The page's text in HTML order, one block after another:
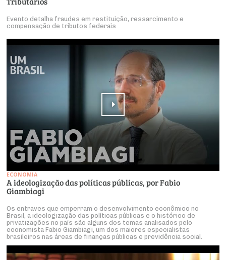
Evento detalha fraudes em restituição, ressarcimento e
compensação de tributos federais
ECONOMIA
A ideologização das políticas públicas, por Fabio
Giambiagi
Os entraves que emperram o desenvolvimento econômico no
Brasil, a ideologização das políticas públicas e o histórico de
privatizações no país são alguns dos temas analisados pelo
economista Fabio Giambiagi, um dos maiores especialistas
brasileiros nas áreas de finanças públicas e previdência social.